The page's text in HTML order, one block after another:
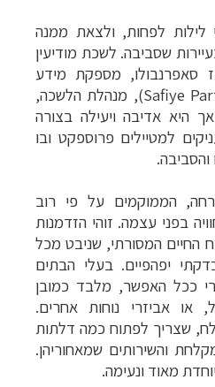
לילות לפחות, ולצאת ממנה
שסביבה. לשכת מודיעין
סאפרנבולו, מספקת מידע
(Safiye Partal), מנהלת הלשכה,
היא אדיבה ויעילה בצורה
למטיילים פרוספקט ובו
הממוקמים על פי רוב
בפני עצמה. זוהי הזדמנות
החיים המסורתי, שניבט מכל
יפהפיים. בעלי הבתים
ככל האפשר, מלבד כמובן
או אביזרי נוחות אחרים.
שצריך לפתוח כמה דלתות
והשירותים שמאחוריהן.
מאוד ונעימה.